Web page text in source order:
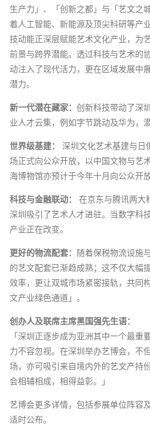
生产力」、「创新之都」与「艺文之
着人工智能、新能源及顶尖科研等产
技动能正深层赋能艺术文化产业，为
前景与跨界潜能。透过科技与艺术的
动注入了现代活力，更在区域发展中
潜力。
新一代潜在藏家：创新科技带动了深
业人才云集，例如字节跳动及华为，
世界级基建：
深圳文化艺术基建与日
场正式向公众开放，以中国文物与艺
海博物馆亦预计于今年十月向公众开放
科技与金融联动：
在京东与腾讯两大
深圳吸引了艺术人才进驻。当数字科
产业正在改变。
更好的物流配套： 随着保税物流设施
的艺文配套已渐趋成熟；这不仅大幅
效率，更让双城市场紧密接轨，共同
文产业绿色通道」。
创办人及联席主席黑国强先生语：
「深圳正逐步成为亚洲其中一个最
力不容忽视。在深圳举办艺博会，不
场，亦可吸引来自境内外的艺文产持
会相辅相成，相得益彰。」
艺博会更多详情，包括参展单位阵容
适时公布。